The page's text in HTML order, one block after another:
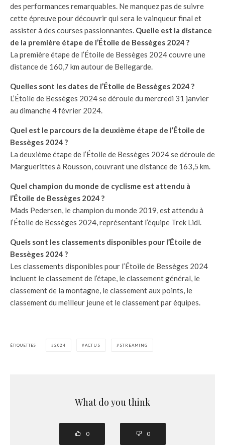
des performances remarquables. Ne manquez pas de suivre
cette épreuve pour découvrir qui sera le vainqueur final et
assister à des courses passionnantes. Quelle est la distance
de la première étape de l’Étoile de Bessèges 2024 ?
La première étape de l’Étoile de Bessèges 2024 couvre une
distance de 160,7 km autour de Bellegarde.
Quelles sont les dates de l’Étoile de Bessèges 2024 ?
L’Étoile de Bessèges 2024 se déroule du mercredi 31 janvier
au dimanche 4 février 2024.
Quel est le parcours de la deuxième étape de l’Étoile de
Bessèges 2024 ?
La deuxième étape de l’Étoile de Bessèges 2024 se déroule de
Marguerittes à Rousson, couvrant une distance de 163,5 km.
Quel champion du monde de cyclisme est attendu à
l’Étoile de Bessèges 2024 ?
Mads Pedersen, le champion du monde 2019, est attendu à
l’Étoile de Bessèges 2024, représentant l’équipe Trek Lidl.
Quels sont les classements disponibles pour l’Étoile de
Bessèges 2024 ?
Les classements disponibles pour l’Étoile de Bessèges 2024
incluent le classement de l’étape, le classement général, le
classement de la montagne, le classement aux points, le
classement du meilleur jeune et le classement par équipes.
ÉTIQUETTES 2024 ACTUS STREAMING
What do you think
0 0